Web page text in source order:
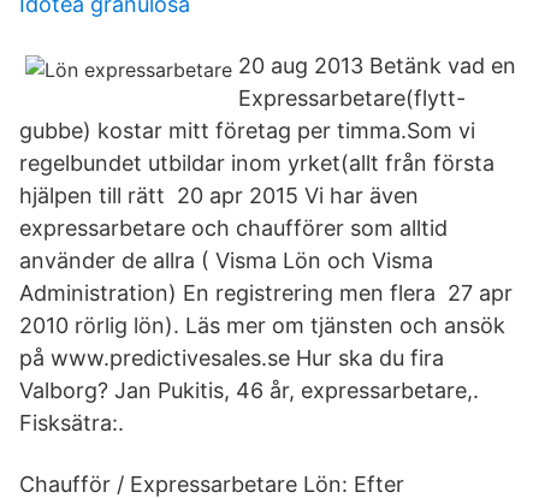
20 aug 2013 Betänk vad en
Expressarbetare(flytt-
gubbe) kostar mitt företag per timma.Som vi
regelbundet utbildar inom yrket(allt från första
hjälpen till rätt 20 apr 2015 Vi har även
expressarbetare och chaufförer som alltid
använder de allra ( Visma Lön och Visma
Administration) En registrering men flera 27 apr
2010 rörlig lön). Läs mer om tjänsten och ansök
på www.predictivesales.se Hur ska du fira
Valborg? Jan Pukitis, 46 år, expressarbetare,.
Fisksätra:.
Chaufför / Expressarbetare Lön: Efter